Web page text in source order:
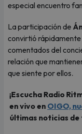
especial encuentro
La participación de
convirtió rápidamente
comentados del
relación que
que siente por ellos.
¡Escucha Radio
en vivo en OIGO,
últimas noticias